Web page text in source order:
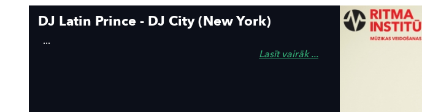
DJ Latin Prince - DJ City (New York)
...
Lasīt vairāk ...